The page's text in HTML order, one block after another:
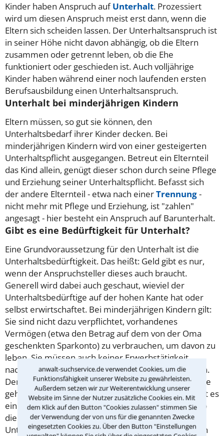
anwalt-suchservice.de verwendet Cookies, um die
Funktionsfähigkeit unserer Website zu gewährleisten.
Außerdem setzen wir zur Weiterentwicklung unserer
Website im Sinne der Nutzer zusätzliche Cookies ein. Mit
dem Klick auf den Button "Cookies zulassen" stimmen Sie
der Verwendung der von uns für die genannten Zwecke
eingesetzten Cookies zu. Über den Button "Einstellungen
Kinder haben Anspruch aufUnterhalt. Prozessiert
wird um diesen Anspruch meist erst dann, wenn die
Eltern sich scheiden lassen. Der Unterhaltsanspruch ist
in seiner Höhe nicht davon abhängig, ob die Eltern
zusammen oder getrennt leben, ob die Ehe
funktioniert oder geschieden ist. Auch volljährige
Kinder haben während einer noch laufenden ersten
Berufsausbildung einen Unterhaltsanspruch.
Unterhalt bei minderjährigen Kindern
Eltern müssen, so gut sie können, den
Unterhaltsbedarf ihrer Kinder decken. Bei
minderjährigen Kindern wird von einer gesteigerten
Unterhaltspflicht ausgegangen. Betreut ein Elternteil
das Kind allein, genügt dieser schon durch seine Pflege
und Erziehung seiner Unterhaltspflicht. Befasst sich
der andere Elternteil - etwa nach einerTrennung-
nicht mehr mit Pflege und Erziehung, ist "zahlen"
angesagt - hier besteht ein Anspruch auf Barunterhalt.
Gibt es eine Bedürftigkeit für Unterhalt?
Eine Grundvoraussetzung für den Unterhalt ist die
Unterhaltsbedürftigkeit. Das heißt: Geld gibt es nur,
wenn der Anspruchsteller dieses auch braucht.
Generell wird dabei auch geschaut, wieviel der
Unterhaltsbedürftige auf der hohen Kante hat oder
selbst erwirtschaftet. Bei minderjährigen Kindern gilt:
Sie sind nicht dazu verpflichtet, vorhandenes
Vermögen (etwa den Betrag auf dem von der Oma
geschenkten Sparkonto) zu verbrauchen, um davon zu
leben. Sie müssen auch keiner Erwerbstätigkeit
nachgehen, um ihren Lebensunterhalt zu bestreiten.
Denn Minderjährige sollen zunächst mal in die Schule
gehen und eine Ausbildung machen. Allerdeings gibt es
ein paar Ausnahmen: Einkünfte aus Vermögen - also
die Zinsen aus dem Sparkonto - sind beim
Unterhaltsbedarf mit anzurechnen. Ein Verbrauchen